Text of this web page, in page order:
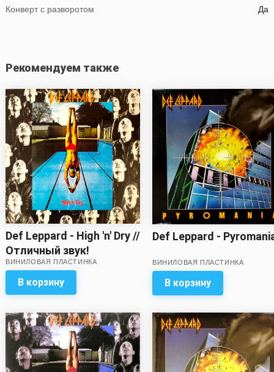
Конверт с разворотом Да
Рекомендуем также
Def Leppard - High 'n' Dry //
Отличный звук!
ВИНИЛОВАЯ ПЛАСТИНКА
В корзину
Def Leppard -
ВИНИЛОВАЯ ПЛАСТИНКА
В корзину